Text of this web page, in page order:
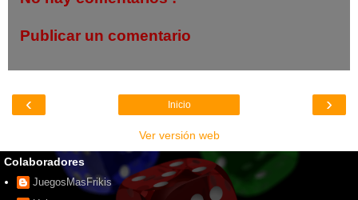
Publicar un comentario
‹ ›
Inicio
Ver versión web
Colaboradores
JuegosMasFrikis